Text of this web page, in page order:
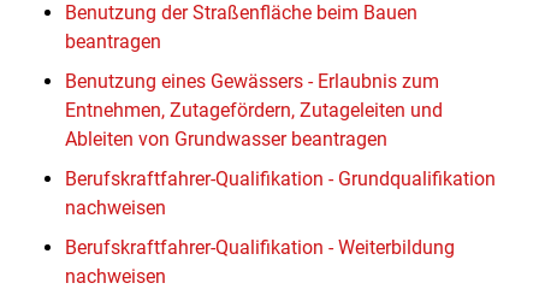
Benutzung der Straßenfläche beim Bauen
beantragen
Benutzung eines Gewässers - Erlaubnis zum
Entnehmen, Zutagefördern, Zutageleiten und
Ableiten von Grundwasser beantragen
Berufskraftfahrer-Qualifikation - Grundqualifikation
nachweisen
Berufskraftfahrer-Qualifikation - Weiterbildung
nachweisen